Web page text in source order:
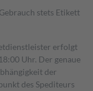
stets Etikett
erfolgt
Uhr. Der genaue
der
des Spediteurs